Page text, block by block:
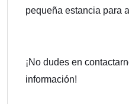
pequeña estancia para
¡No dudes en
información!